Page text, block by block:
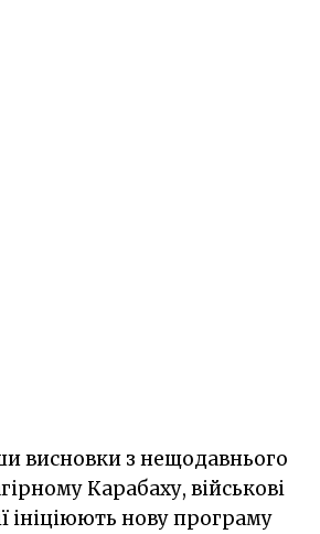
висновки з нещодавнього
Карабаху, військові
ініціюють нову програму